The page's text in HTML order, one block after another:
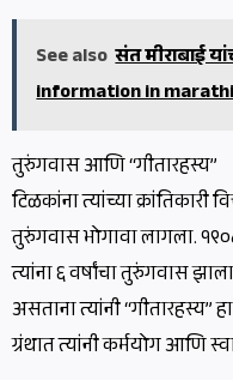
See also संत मीराबाई
information in
तुरुंगवास आणि “गीतारहस्य”
टिळकांना त्यांच्या
तुरुंगवास भोगावा लागला.
त्यांना ६ वर्षांचा तुरुंगवास
असताना त्यांनी “गीतारहस्य”
ग्रंथात त्यांनी कर्मयोग आणि